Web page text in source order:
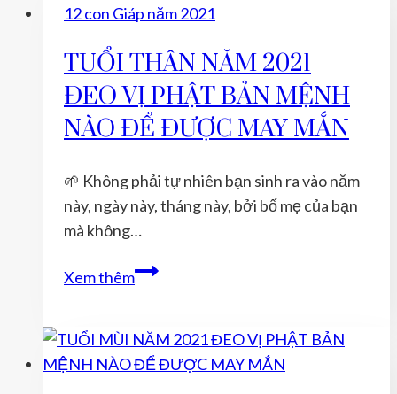
Sử
Thành
Tín
Ngưỡng
Phật
Bản
Mệnh
12 con Giáp năm 2021
TUỔI THÂN NĂM 2021
ĐEO VỊ PHẬT BẢN MỆNH
NÀO ĐỂ ĐƯỢC MAY MẮN
🌱 Không phải tự nhiên bạn sinh ra vào năm
này, ngày này, tháng này, bởi bố mẹ của bạn
mà không…
Xem thêmTUỔI
2021
ĐEO